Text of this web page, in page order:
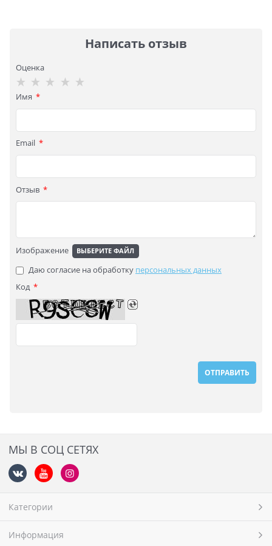
Написать отзыв
Оценка
Имя
Email
Отзыв
Изображение ВЫБЕРИТЕ ФАЙЛ
Даю согласие на обработку персональных данных
Код
МЫ В СОЦ СЕТЯХ
Категории
Информация